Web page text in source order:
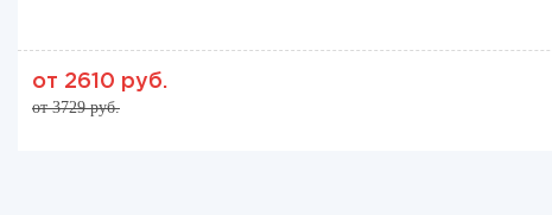
от 2610 руб.
от 3729 руб.